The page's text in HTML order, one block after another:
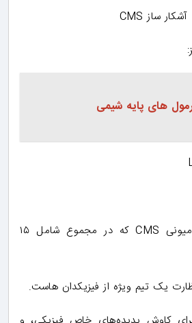
آشکار ساز CMS
های پایه شیمی
سیم‌لوله فشرده میونی ‎CMS‏ که در مجموع شامل ۱۵
یک تیم ویژه از فیزیکدان هاست.